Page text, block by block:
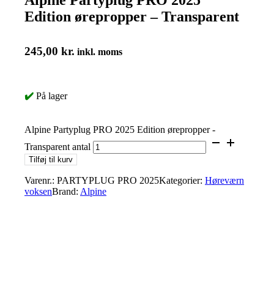
Edition ørepropper – Transparent
245,00 kr. inkl. moms
✔️ På lager
Alpine Partyplug PRO 2025 Edition ørepropper -
Transparent antal
Tilføj til kurv
Varenr.: PARTYPLUG PRO 2025Kategorier: Høreværn
voksenBrand: Alpine